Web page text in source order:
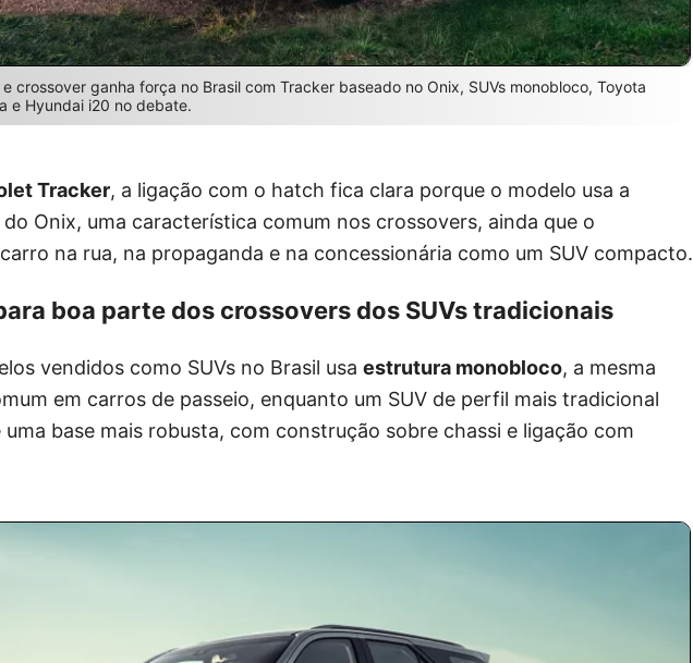
crossover ganha força no Brasil com Tracker baseado no Onix, SUVs monobloco, Toyota
e Hyundai i20 no debate.
Tracker, a ligação com o hatch fica clara porque o modelo usa a
Onix, uma característica comum nos crossovers, ainda que o
na rua, na propaganda e na concessionária como um SUV compacto.
boa parte dos crossovers dos SUVs tradicionais
vendidos como SUVs no Brasil usa estrutura monobloco, a mesma
em carros de passeio, enquanto um SUV de perfil mais tradicional
base mais robusta, com construção sobre chassi e ligação com